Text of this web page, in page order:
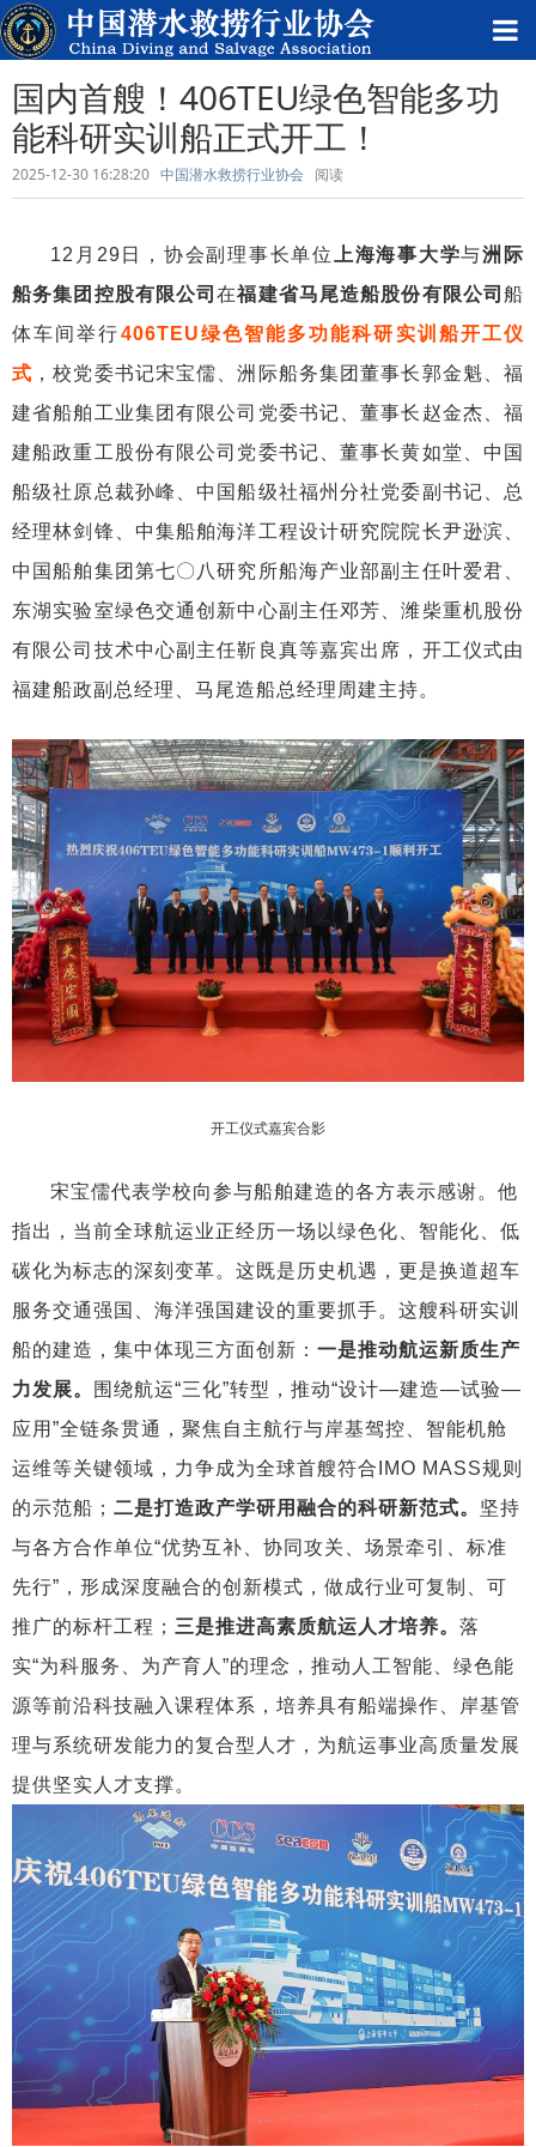
国内首艘！406TEU绿色智能多功
能科研实训船正式开工！
2025-12-30 16:28:20 中国潜水救捞行业协会 阅读
12月29日，协会副理事长单位 上海海事大学与洲际
船务集团控股有限公司在福建省马尾造船股份有限公司 船
体车间举行406TEU绿色智能多功能科研实训船开工仪
式 ，校党委书记宋宝儒、洲际船务集团董事长郭金魁、福
建省船舶工业集团有限公司党委书记、董事长赵金杰、福
建船政重工股份有限公司党委书记、董事长黄如堂、中国
船级社原总裁孙峰、中国船级社福州分社党委副书记、总
经理林剑锋、中集船舶海洋工程设计研究院院长尹逊滨、
中国船舶集团第七〇八研究所船海产业部副主任叶爱君、
东湖实验室绿色交通创新中心副主任邓芳、潍柴重机股份
有限公司技术中心副主任靳良真等嘉宾出席，开工仪式由
福建船政副总经理、马尾造船总经理周建主持。
开工仪式嘉宾合影
宋宝儒代表学校向参与船舶建造的各方表示感谢。他
指出，当前全球航运业正经历一场以绿色化、智能化、低
碳化为标志的深刻变革。这既是历史机遇，更是换道超车
服务交通强国、海洋强国建设的重要抓手。这艘科研实训
船的建造，集中体现三方面创新： 一是推动航运新质生产
力发展。
围绕航运“三化”转型，推动“设计—建造—试验—
应用”全链条贯通，聚焦自主航行与岸基驾控、智能机舱
运维等关键领域，力争成为全球首艘符合IMO MASS规则
的示范船； 二是打造政产学研用融合的科研新范式。 坚持
与各方合作单位“优势互补、协同攻关、场景牵引、标准
先行”，形成深度融合的创新模式，做成行业可复制、可
推广的标杆工程； 三是推进高素质航运人才培养。 落
实“为科服务、为产育人”的理念，推动人工智能、绿色能
源等前沿科技融入课程体系，培养具有船端操作、岸基管
理与系统研发能力的复合型人才，为航运事业高质量发展
提供坚实人才支撑。